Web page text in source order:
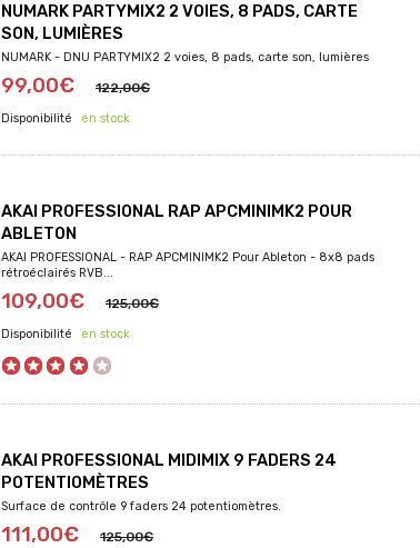
NUMARK PARTYMIX2 2 VOIES, 8 PADS, CARTE
SON, LUMIÈRES
NUMARK - DNU PARTYMIX2 2 voies, 8 pads, carte son, lumières
99,00€ 122,00€
en stock
AKAI PROFESSIONAL RAP APCMINIMK2 POUR
ABLETON
AKAI PROFESSIONAL - RAP APCMINIMK2 Pour Ableton - 8x8 pads
rétroéclairés RVB...
109,00€ 125,00€
en stock
AKAI PROFESSIONAL MIDIMIX 9 FADERS 24
POTENTIOMÈTRES
Surface de contrôle 9 faders 24 potentiomètres.
111,00€ 125,00€